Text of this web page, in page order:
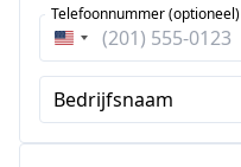
Verenigde
Staten
+1
Telefoonnummer (optioneel)
Bedrijfsnaam